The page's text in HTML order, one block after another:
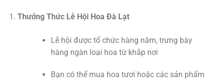
Thưởng Thức Lễ Hội Hoa Đà Lạt
Lễ hội được tổ chức hàng năm, trưng bày
hàng ngàn loại hoa từ khắp nơi
Bạn có thể mua hoa tươi hoặc các sản phẩm